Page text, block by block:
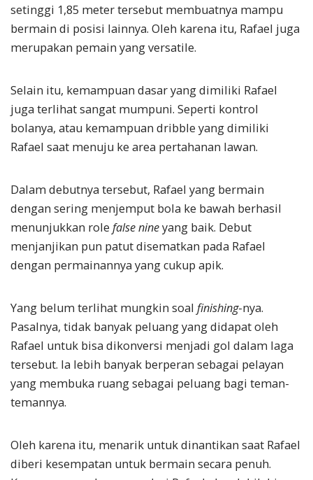
setinggi 1,85 meter tersebut membuatnya mampu
bermain di posisi lainnya. Oleh karena itu, Rafael juga
merupakan pemain yang versatile.
Selain itu, kemampuan dasar yang dimiliki Rafael
juga terlihat sangat mumpuni. Seperti kontrol
bolanya, atau kemampuan dribble yang dimiliki
Rafael saat menuju ke area pertahanan lawan.
Dalam debutnya tersebut, Rafael yang bermain
dengan sering menjemput bola ke bawah berhasil
menunjukkan role false nineyang baik. Debut
menjanjikan pun patut disematkan pada Rafael
dengan permainannya yang cukup apik.
Yang belum terlihat mungkin soal finishing-nya.
Pasalnya, tidak banyak peluang yang didapat oleh
Rafael untuk bisa dikonversi menjadi gol dalam laga
tersebut. Ia lebih banyak berperan sebagai pelayan
yang membuka ruang sebagai peluang bagi teman-
temannya.
Oleh karena itu, menarik untuk dinantikan saat Rafael
diberi kesempatan untuk bermain secara penuh.